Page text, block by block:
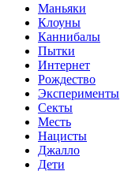
Маньяки
Клоуны
Каннибалы
Пытки
Интернет
Рождество
Эксперименты
Секты
Месть
Нацисты
Джалло
Дети